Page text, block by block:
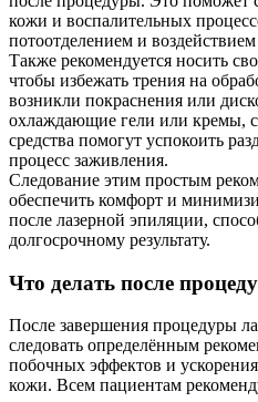
кожи и воспалительных
потоотделением и
Также рекомендуется носить
чтобы избежать трения на
возникли покраснения или
охлаждающие гели или кремы,
средства помогут успокоить
процесс заживления.
Следование этим простым
обеспечить комфорт и
после лазерной эпиляции,
долгосрочному результату.
Что делать после
После завершения процедуры
следовать определённым
побочных эффектов и
кожи. Всем пациентам